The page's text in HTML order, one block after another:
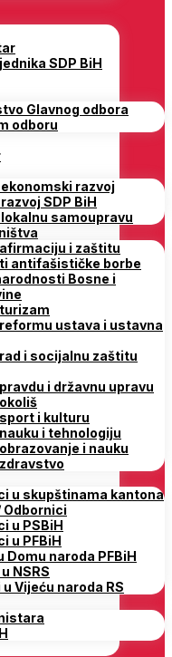
SDP BiH
Glavnog odbora
odboru
razvoj
SDP BiH
samoupravu
i zaštitu
antifašističke borbe
Bosne i
ustava i ustavna
i socijalnu zaštitu
i državnu upravu
i kulturu
i tehnologiju
i nauku
u skupštinama kantona
Odbornici
u PSBiH
u PFBiH
Domu naroda PFBiH
NSRS
Vijeću naroda RS